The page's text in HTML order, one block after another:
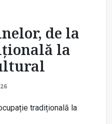
mintală și
sportivelor
ambulanțe a
de la
la